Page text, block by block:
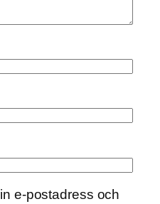
e-postadress och